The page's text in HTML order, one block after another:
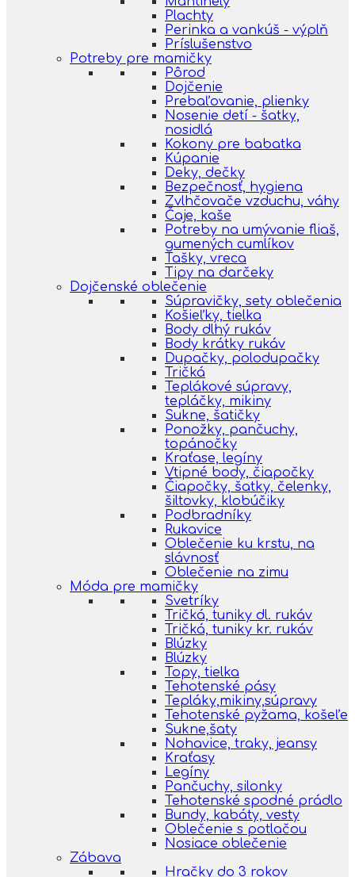
Plachty
Perinka a vankúš - výplň
Príslušenstvo
Potreby pre mamičky
Pôrod
Dojčenie
Prebaľovanie, plienky
Nosenie detí - šatky,
nosidlá
Kokony pre babatka
Kúpanie
Deky, dečky
Bezpečnosť, hygiena
Zvlhčovače vzduchu, váhy
Čaje, kaše
Potreby na umývanie fliaš,
gumených cumlíkov
Tašky, vreca
Tipy na darčeky
Dojčenské oblečenie
Súpravičky, sety oblečenia
Košieľky, tielka
Body dlhý rukáv
Body krátky rukáv
Dupačky, polodupačky
Tričká
Teplákové súpravy,
tepláčky, mikiny
Sukne, šatičky
Ponožky, pančuchy,
topánočky
Kraťase, legíny
Vtipné body, čiapočky
Čiapočky, šatky, čelenky,
šiltovky, klobúčiky
Podbradníky
Rukavice
Oblečenie ku krstu, na
slávnosť
Oblečenie na zimu
Móda pre mamičky
Svetríky
Tričká, tuniky dl. rukáv
Tričká, tuniky kr. rukáv
Blúzky
Blúzky
Topy, tielka
Tehotenské pásy
Tepláky,mikiny,súpravy
Tehotenské pyžama, košeľe
Sukne,šaty
Nohavice, traky, jeansy
Kraťasy
Legíny
Pančuchy, silonky
Tehotenské spodné prádlo
Bundy, kabáty, vesty
Oblečenie s potlačou
Nosiace oblečenie
Zábava
Hračky do 3 rokov